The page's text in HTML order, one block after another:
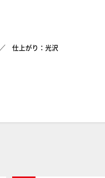
仕上がり：光沢